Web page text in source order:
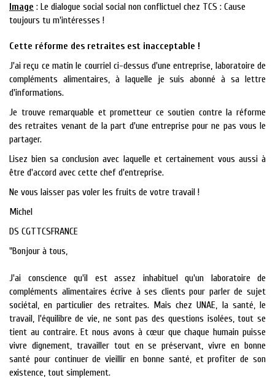
Image : Le dialogue social social non conflictuel chez TCS : Cause
toujours tu m'intéresses !
Cette réforme des retraites est inacceptable !
J'ai reçu ce matin le courriel ci-dessus d'une entreprise, laboratoire de
compléments alimentaires, à laquelle je suis abonné à sa lettre
d'informations.
Je trouve remarquable et prometteur ce soutien contre la réforme
des retraites venant de la part d'une entreprise pour ne pas vous le
partager.
Lisez bien sa conclusion avec laquelle et certainement vous aussi à
être d'accord avec cette chef d'entreprise.
Ne vous laisser pas voler les fruits de votre travail !
Michel
DS CGTTCSFRANCE
"Bonjour à tous,
J'ai conscience qu'il est assez inhabituel qu'un laboratoire de
compléments alimentaires écrive à ses clients pour parler de sujet
sociétal, en particulier des retraites. Mais chez UNAE, la santé, le
travail, l'équilibre de vie, ne sont pas des questions isolées, tout se
tient au contraire. Et nous avons à cœur que chaque humain puisse
vivre dignement, travailler tout en se préservant, vivre en bonne
santé pour continuer de vieillir en bonne santé, et profiter de son
existence, tout simplement.